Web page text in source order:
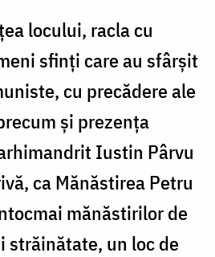
locului, racla cu
sfinţi care au sfârşit
cu precădere ale
şi prezenţa
Iustin Pârvu
ca Mănăstirea Petru
mănăstirilor de
străinătate, un loc de